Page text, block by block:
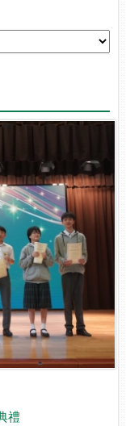
禮